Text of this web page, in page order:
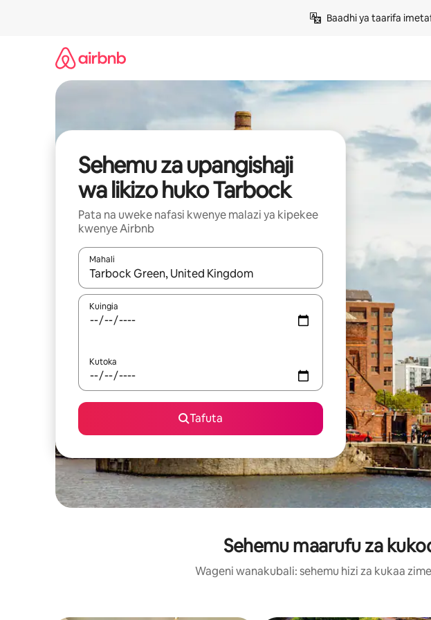
Baadhi ya taarifa
Sehemu za upangishaji
wa likizo huko Tarbock
Pata na uweke nafasi kwenye malazi ya kipekee
kwenye Airbnb
Mahali
Wakati matokeo yanapatikana, vinjari kwa kutumia vitufe vya vishale vya
Kuingia
Kutoka
Tafuta
Sehemu maarufu za
Wageni wanakubali: sehemu hizi za kukaa